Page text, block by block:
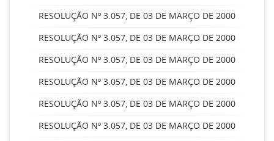
RESOLUÇÃO Nº 3.057, DE 03 DE MARÇO DE 2000
RESOLUÇÃO Nº 3.057, DE 03 DE MARÇO DE 2000
RESOLUÇÃO Nº 3.057, DE 03 DE MARÇO DE 2000
RESOLUÇÃO Nº 3.057, DE 03 DE MARÇO DE 2000
RESOLUÇÃO Nº 3.057, DE 03 DE MARÇO DE 2000
RESOLUÇÃO Nº 3.057, DE 03 DE MARÇO DE 2000